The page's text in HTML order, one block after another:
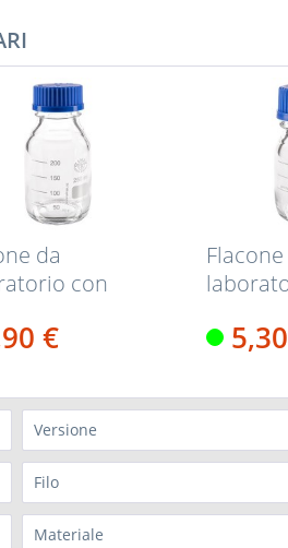
da
con
€
Versione
Filo
GL 45
Materiale